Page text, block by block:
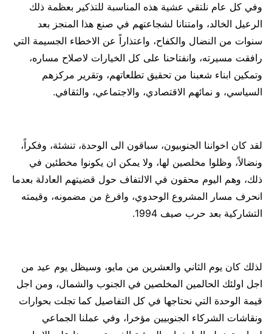
وفي كل عام نلتقي عشية هذه المناسبة للتذكير بعظمة ذلك
الرعيل الخالد، وامتنانا لشجاعتهم في صنع هذا المنجز بعد
سنوات من النضال والكفاح، واعتذاراً عن الاخطاء الجسيمة التي
رافقت مسيرته، وانفتاحنا على كل الخيارات لاصلاح مساره،
وتمكين ابناء شعبنا من تحقيق تطلعاتهم، وتقرير مركزهم
السياسي، و نمائهم الاقتصادي، والاجتماعي، والثقافي.
لقد كان اخواننا الجنوبيون، سباقون الى الوحدة، تنشئة، وفكراً،
ونضالاً، وظلوا مخلصين لها، ولا يمكن ان يكونوا مخطئين في
ذلك، وهم اليوم محقون في الالتفاف حول قضيتهم العادلة بعدما
انحرف مسار المشروع الوحدوي، وافرغ من مضمونه، وقيمته
التشاركية بعد حرب صيف 1994.
لذلك كان يوم الثاني والعشرين من مايو، وسيظل يوم عيد من
اجل اولئك الحالمين المخلصين في الجنوب والشمال، ومن اجل
قيمة الوحدة التي نحتاجها في كل التفاصيل كما تجلت بحوارات
ونقاشات الشركاء الجنوبيين مؤخرا، وفي عملنا الجماعي